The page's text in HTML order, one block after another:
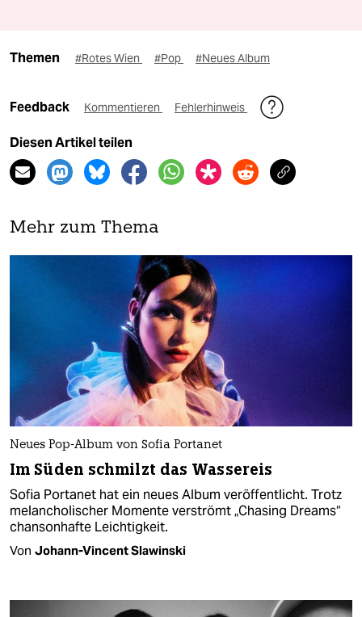
Themen #Rotes Wien #Pop #Neues Album
Feedback Kommentieren Fehlerhinweis
Diesen Artikel teilen
Mehr zum Thema
Neues Pop-Album von Sofia Portanet
Im Süden schmilzt das Wassereis
Sofia Portanet hat ein neues Album veröffentlicht. Trotz
melancholischer Momente verströmt „Chasing Dreams“
chansonhafte Leichtigkeit.
Von Johann-Vincent Slawinski